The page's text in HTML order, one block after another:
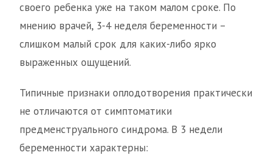
своего ребенка уже на таком малом сроке. По
мнению врачей, 3-4 неделя беременности –
слишком малый срок для каких-либо ярко
выраженных ощущений.
Типичные признаки оплодотворения практически
не отличаются от симптоматики
предменструального синдрома. В 3 недели
беременности характерны: